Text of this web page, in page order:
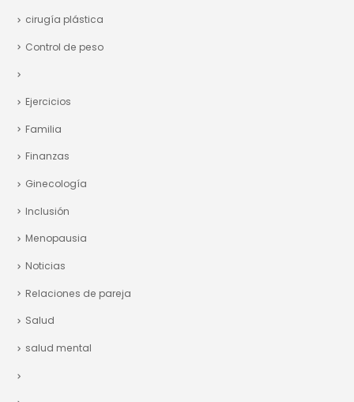
cirugía plástica
Control de peso
Ejercicios
Familia
Finanzas
Ginecología
Inclusión
Menopausia
Noticias
Relaciones de pareja
Salud
salud mental